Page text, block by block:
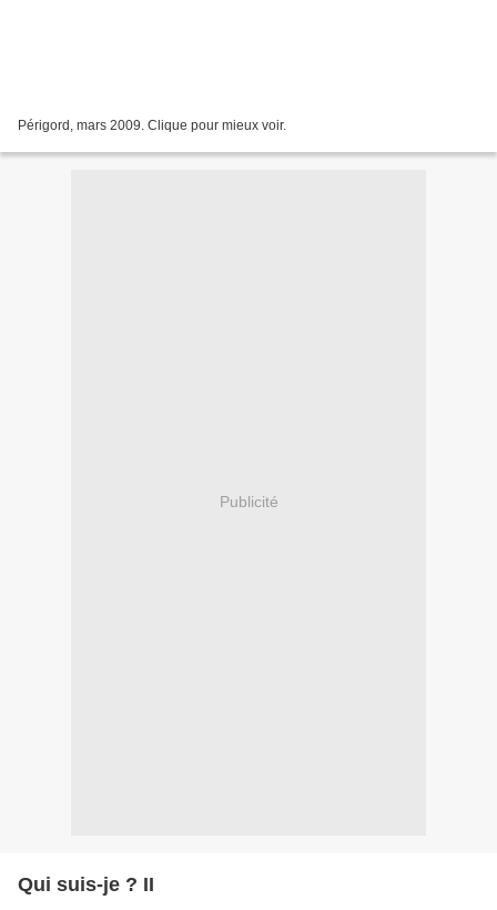
Périgord, mars 2009. Clique pour mieux voir.
Publicité
Qui suis-je ? II